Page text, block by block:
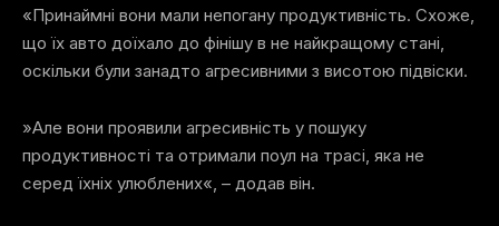
«Принаймні вони мали непогану продуктивність. Схоже,
що їх авто доїхало до фінішу в не найкращому стані,
оскільки були занадто агресивними з висотою підвіски.
»Але вони проявили агресивність у пошуку
продуктивності та отримали поул на трасі, яка не
серед їхніх улюблених«, – додав він.